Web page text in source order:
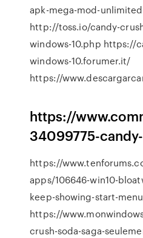
apk-mega-mod-
http://toss.io/candy-
windows-10.php https://
windows-10.forumer.it/
https://
https://
34099775-
https://
apps/106646-win10-
keep-showing-start-
https://
crush-soda-saga-